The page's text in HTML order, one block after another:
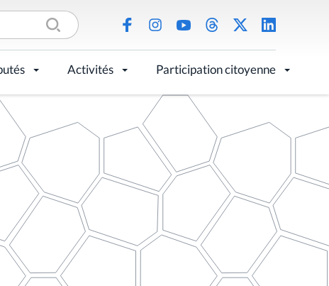
Activités Participation citoyenne